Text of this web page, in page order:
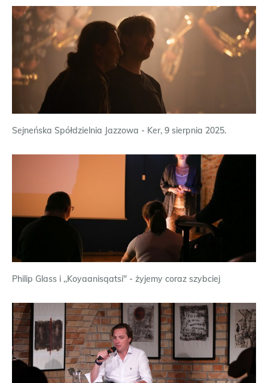
Sejneńska Spółdzielnia Jazzowa - Ker, 9 sierpnia 2025.
Philip Glass i ,,Koyaanisqatsi" - żyjemy coraz szybciej